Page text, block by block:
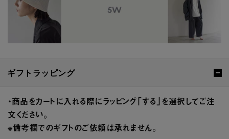
ギフトラッピング
・商品をカートに入れる際にラッピング「する」を選択してご注
文ください。
※備考欄でのギフトのご依頼は承れません。